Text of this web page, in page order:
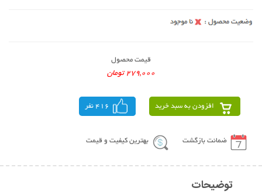
قیمت محصول
279,000 تومان
افزودن به سبد خرید 416 نفر
ضمانت بازگشت بهترین کیفیت و قیمت
توضیحات